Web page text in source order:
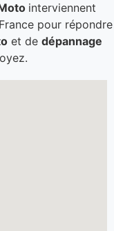
interviennent
pour répondre
et de dépannage